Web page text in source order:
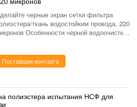
черные экран сетки фильтра
ткань водостойким провода, 220
Особенности черной водоочистки
размеры микрона филь...
Поставщик контакта
полиэстера испытания НСФ для